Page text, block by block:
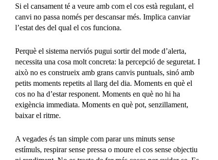
Si el cansament té a veure amb com el cos està regulant, el
canvi no passa només per descansar més. Implica canviar
l’estat des del qual el cos funciona.
Perquè el sistema nerviós pugui sortir del mode d’alerta,
necessita una cosa molt concreta: la percepció de seguretat. I
això no es construeix amb grans canvis puntuals, sinó amb
petits moments repetits al llarg del dia. Moments en què el
cos no ha d’estar responent. Moments en què no hi ha
exigència immediata. Moments en què pot, senzillament,
baixar el ritme.
A vegades és tan simple com parar uns minuts sense
estímuls, respirar sense pressa o moure el cos sense objectiu